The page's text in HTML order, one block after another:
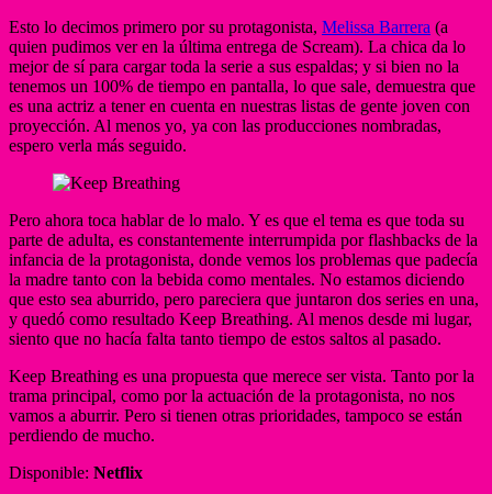
Esto lo decimos primero por su protagonista, Melissa Barrera (a
quien pudimos ver en la última entrega de Scream). La chica da lo
mejor de sí para cargar toda la serie a sus espaldas; y si bien no la
tenemos un 100% de tiempo en pantalla, lo que sale, demuestra que
es una actriz a tener en cuenta en nuestras listas de gente joven con
proyección. Al menos yo, ya con las producciones nombradas,
espero verla más seguido.
Pero ahora toca hablar de lo malo. Y es que el tema es que toda su
parte de adulta, es constantemente interrumpida por flashbacks de la
infancia de la protagonista, donde vemos los problemas que padecía
la madre tanto con la bebida como mentales. No estamos diciendo
que esto sea aburrido, pero pareciera que juntaron dos series en una,
y quedó como resultado Keep Breathing. Al menos desde mi lugar,
siento que no hacía falta tanto tiempo de estos saltos al pasado.
Keep Breathing es una propuesta que merece ser vista. Tanto por la
trama principal, como por la actuación de la protagonista, no nos
vamos a aburrir. Pero si tienen otras prioridades, tampoco se están
perdiendo de mucho.
Disponible: Netflix